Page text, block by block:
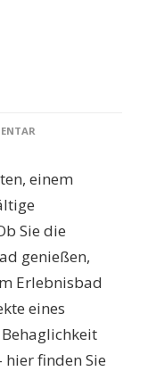
ENTDECKEN
BESTEN
OASEN
FÜR
FREIZEIT!
einem
Sie die
genießen,
Erlebnisbad
eines
finden Sie